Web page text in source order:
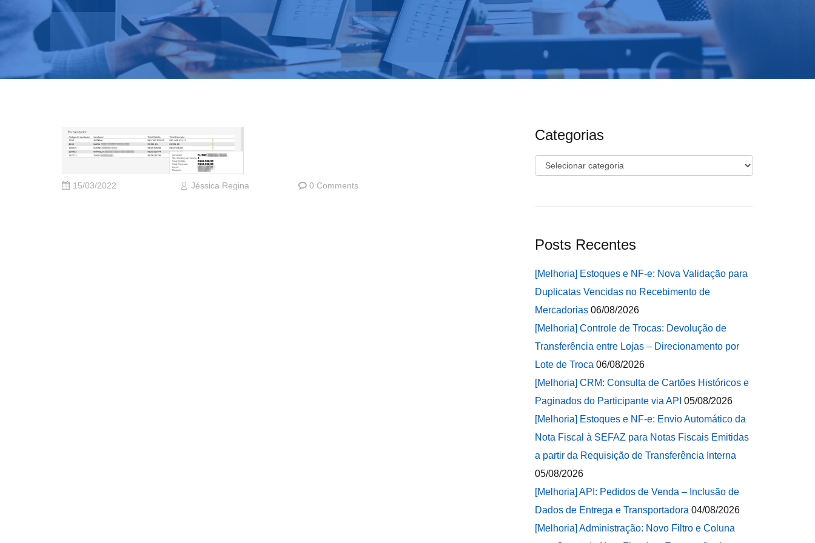
15/03/2022 Jéssica Regina 0 Comments
Categorias
Categorias
Posts Recentes
[Melhoria] Estoques e NF-e: Nova Validação para
Duplicatas Vencidas no Recebimento de
Mercadorias 06/08/2026
[Melhoria] Controle de Trocas: Devolução de
Transferência entre Lojas – Direcionamento por
Lote de Troca 06/08/2026
[Melhoria] CRM: Consulta de Cartões Históricos e
Paginados do Participante via API 05/08/2026
[Melhoria] Estoques e NF-e: Envio Automático da
Nota Fiscal à SEFAZ para Notas Fiscais Emitidas
a partir da Requisição de Transferência Interna
05/08/2026
[Melhoria] API: Pedidos de Venda – Inclusão de
Dados de Entrega e Transportadora 04/08/2026
[Melhoria] Administração: Novo Filtro e Coluna